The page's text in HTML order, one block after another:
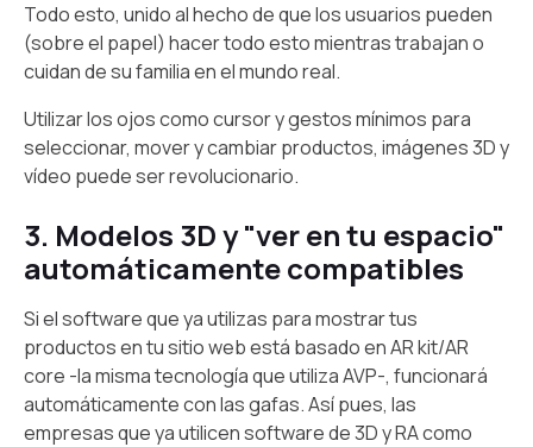
Todo esto, unido al hecho de que los usuarios pueden
(sobre el papel) hacer todo esto mientras trabajan o
cuidan de su familia en el mundo real.
Utilizar los ojos como cursor y gestos mínimos para
seleccionar, mover y cambiar productos, imágenes 3D y
vídeo puede ser revolucionario.
3. Modelos 3D y "ver en tu espacio"
automáticamente compatibles
Si el software que ya utilizas para mostrar tus
productos en tu sitio web está basado en AR kit/AR
core -la misma tecnología que utiliza AVP-, funcionará
automáticamente con las gafas. Así pues, las
empresas que ya utilicen software de 3D y RA como